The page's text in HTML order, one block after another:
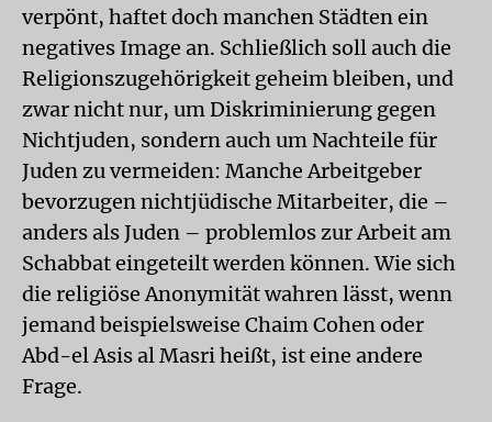
verpönt, haftet doch manchen Städten ein
negatives Image an. Schließlich soll auch die
Religionszugehörigkeit geheim bleiben, und
zwar nicht nur, um Diskriminierung gegen
Nichtjuden, sondern auch um Nachteile für
Juden zu vermeiden: Manche Arbeitgeber
bevorzugen nichtjüdische Mitarbeiter, die –
anders als Juden – problemlos zur Arbeit am
Schabbat eingeteilt werden können. Wie sich
die religiöse Anonymität wahren lässt, wenn
jemand beispielsweise Chaim Cohen oder
Abd-el Asis al Masri heißt, ist eine andere
Frage.